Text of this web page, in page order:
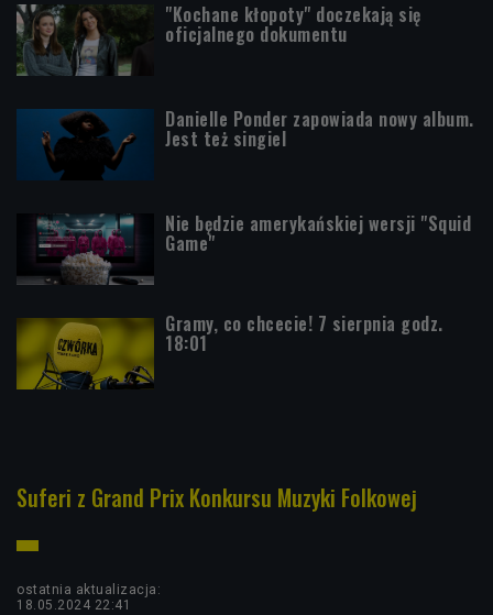
"Kochane kłopoty" doczekają się
oficjalnego dokumentu
Danielle Ponder zapowiada nowy album.
Jest też singiel
Nie będzie amerykańskiej wersji "Squid
Game"
Gramy, co chcecie! 7 sierpnia godz.
18:01
Suferi z Grand Prix Konkursu Muzyki Folkowej
ostatnia aktualizacja:
18.05.2024 22:41